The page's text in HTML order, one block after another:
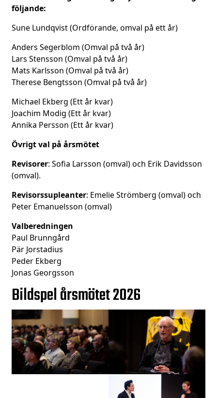
följande:
Sune Lundqvist (Ordförande, omval på ett år)
Anders Segerblom (Omval på två år)
Lars Stensson (Omval på två år)
Mats Karlsson (Omval på två år)
Therese Bengtsson (Omval på två år)
Michael Ekberg (Ett år kvar)
Joachim Modig (Ett år kvar)
Annika Persson (Ett år kvar)
Övrigt val på årsmötet
Revisorer: Sofia Larsson (omval) och Erik Davidsson
(omval).
Revisorssupleanter: Emelie Strömberg (omval) och
Peter Emanuelsson (omval)
Valberedningen
Paul Brunngård
Pär Jorstadius
Peder Ekberg
Jonas Georgsson
Bildspel årsmötet 2026